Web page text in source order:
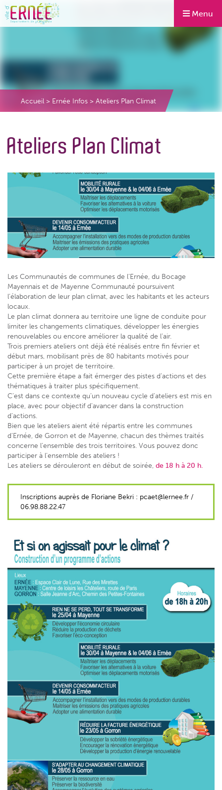
Menu
Accueil > Ernée Infos > Ateliers Plan Climat
Ateliers Plan Climat
Les Communautés de communes de l’Ernée, du Bocage
Mayennais et de Mayenne Communauté poursuivent
l’élaboration de leur plan climat, avec les habitants et les acteurs
locaux.
Le plan climat donnera au territoire une ligne de conduite pour
limiter les changements climatiques, développer les énergies
renouvelables ou encore améliorer la qualité de l’air.
Trois premiers ateliers ont déjà été réalisés entre fin février et
début mars, mobilisant près de 80 habitants motivés pour
participer à un projet de territoire.
Cette première étape a fait émerger des pistes d’actions et des
thématiques à traiter plus spécifiquement.
C’est dans ce contexte qu’un nouveau cycle d’ateliers est mis en
place, avec pour objectif d’avancer dans la construction
d’actions.
Bien que les ateliers aient été répartis entre les communes
d’Ernée, de Gorron et de Mayenne, chacun des thèmes traités
concerne l’ensemble des trois territoires. Vous pouvez donc
participer à l’ensemble des ateliers !
Les ateliers se dérouleront en début de soirée, de 18 h à 20 h.
Inscriptions auprès de Floriane Bekri : pcaet@lernee.fr /
06.98.88.22.47